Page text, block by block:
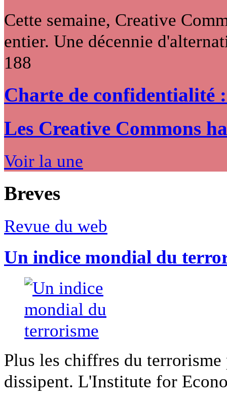
Cette semaine, Creative
entier. Une décennie
188
Charte de confidentialité
Les Creative Commons
Voir la une
Breves
Revue du web
Un indice mondial du
Plus les chiffres du
dissipent. L'Institute for